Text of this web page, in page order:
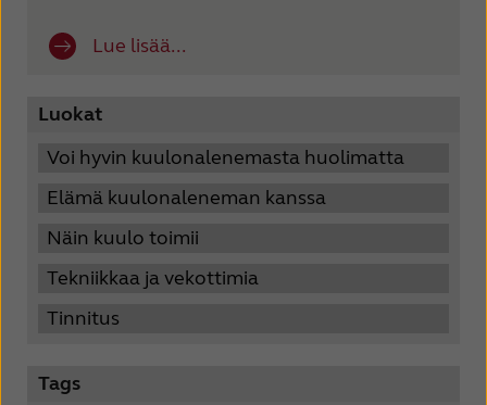
Lue lisää...
Luokat
Voi hyvin kuulonalenemasta huolimatta
Elämä kuulonaleneman kanssa
Näin kuulo toimii
Tekniikkaa ja vekottimia
Tinnitus
Tags